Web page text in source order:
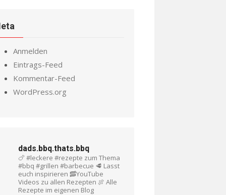
Anmelden
Eintrags-Feed
Kommentar-Feed
WordPress.org
dads.bbq.thats.bbq
🍗 #leckere #rezepte zum Thema
#bbq #grillen #barbecue 🥩 Lasst
euch inspirieren 🥓YouTube
Videos zu allen Rezepten 🍖 Alle
Rezepte im eigenen Blog